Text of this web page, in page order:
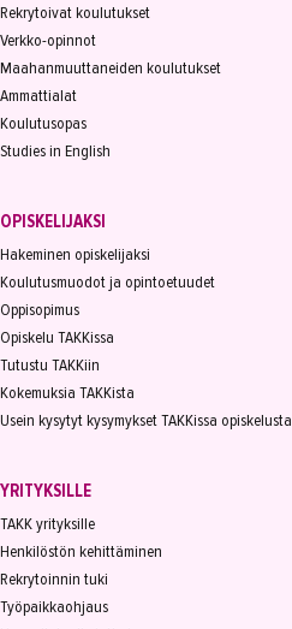
Rekrytoivat koulutukset
Verkko-opinnot
Maahanmuuttaneiden koulutukset
Ammattialat
Koulutusopas
Studies in English
OPISKELIJAKSI
Hakeminen opiskelijaksi
Koulutusmuodot ja opintoetuudet
Oppisopimus
Opiskelu TAKKissa
Tutustu TAKKiin
Kokemuksia TAKKista
Usein kysytyt kysymykset TAKKissa opiskelusta
YRITYKSILLE
TAKK yrityksille
Henkilöstön kehittäminen
Rekrytoinnin tuki
Työpaikkaohjaus